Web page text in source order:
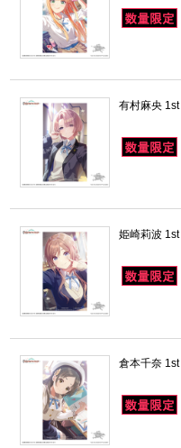
有村麻央 1st
姫崎莉波 1st
倉本千奈